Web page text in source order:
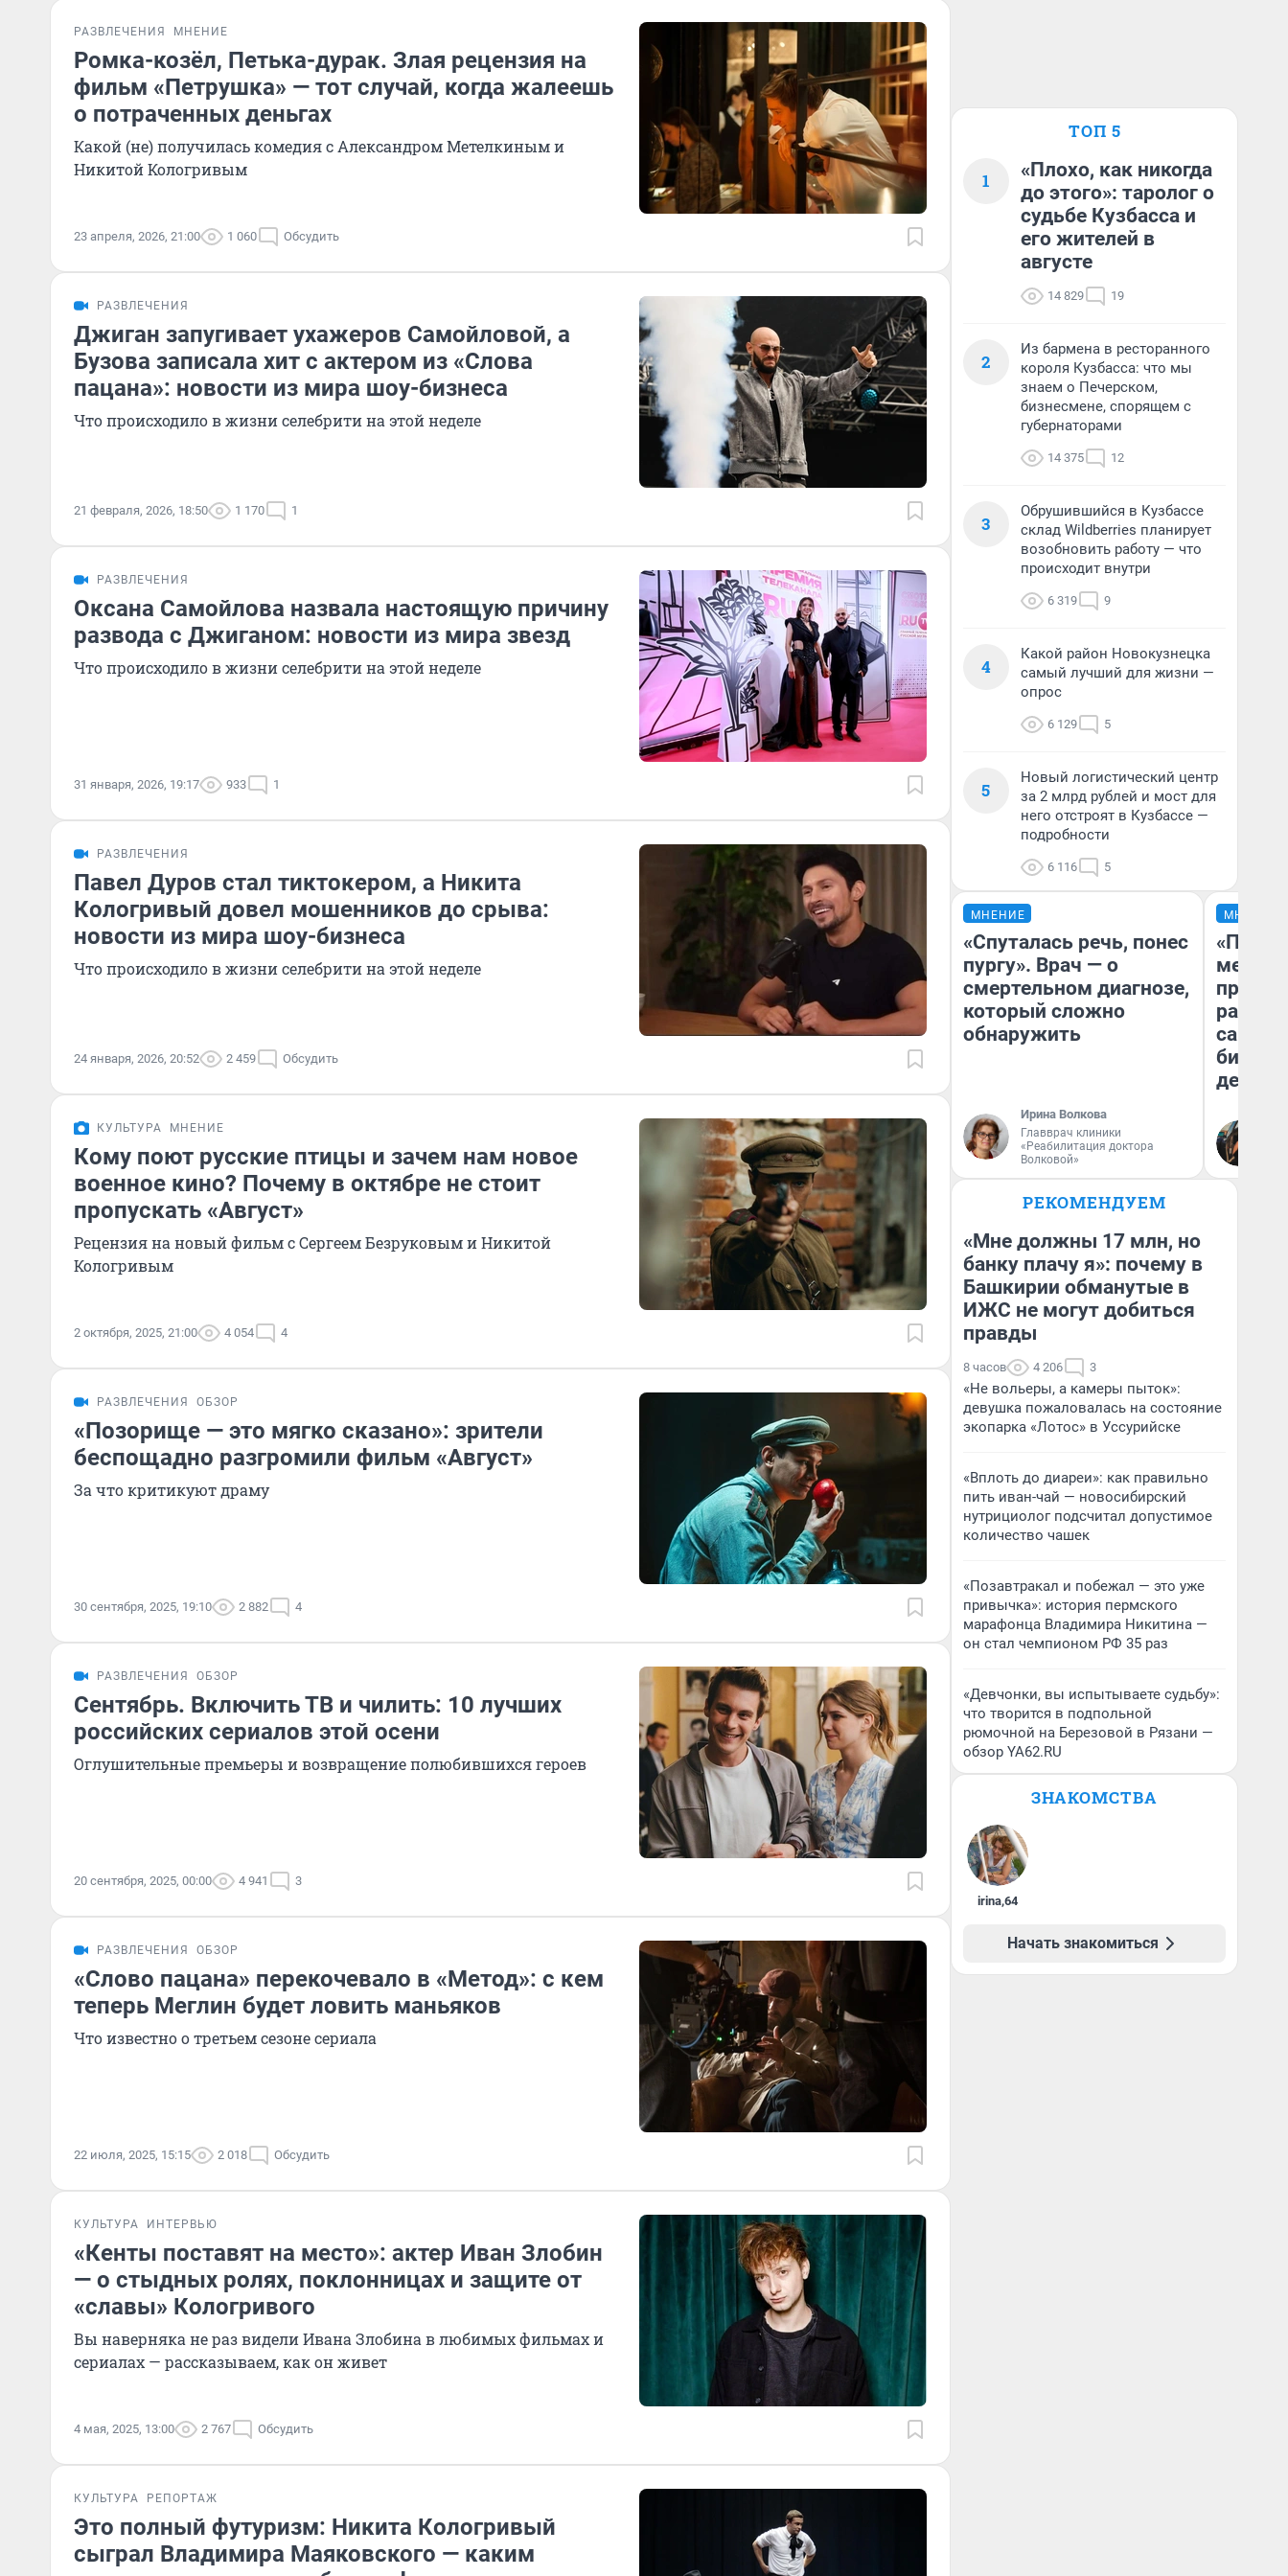
РАЗВЛЕЧЕНИЯ МНЕНИЕ
Ромка-козёл, Петька-дурак. Злая рецензия на
фильм «Петрушка» — тот случай, когда жалеешь
о потраченных деньгах
Какой (не) получилась комедия с Александром Метелкиным и
Никитой Кологривым
23 апреля, 2026, 21:00 1 060 Обсудить
РАЗВЛЕЧЕНИЯ
Джиган запугивает ухажеров Самойловой, а
Бузова записала хит с актером из «Слова
пацана»: новости из мира шоу-бизнеса
Что происходило в жизни селебрити на этой неделе
21 февраля, 2026, 18:50 1 170 1
РАЗВЛЕЧЕНИЯ
Оксана Самойлова назвала настоящую причину
развода с Джиганом: новости из мира звезд
Что происходило в жизни селебрити на этой неделе
31 января, 2026, 19:17 933 1
РАЗВЛЕЧЕНИЯ
Павел Дуров стал тиктокером, а Никита
Кологривый довел мошенников до срыва:
новости из мира шоу-бизнеса
Что происходило в жизни селебрити на этой неделе
24 января, 2026, 20:52 2 459 Обсудить
КУЛЬТУРА МНЕНИЕ
Кому поют русские птицы и зачем нам новое
военное кино? Почему в октябре не стоит
пропускать «Август»
Рецензия на новый фильм с Сергеем Безруковым и Никитой
Кологривым
2 октября, 2025, 21:00 4 054 4
РАЗВЛЕЧЕНИЯ ОБЗОР
«Позорище — это мягко сказано»: зрители
беспощадно разгромили фильм «Август»
За что критикуют драму
30 сентября, 2025, 19:10 2 882 4
РАЗВЛЕЧЕНИЯ ОБЗОР
Сентябрь. Включить ТВ и чилить: 10 лучших
российских сериалов этой осени
Оглушительные премьеры и возвращение полюбившихся героев
20 сентября, 2025, 00:00 4 941 3
РАЗВЛЕЧЕНИЯ ОБЗОР
«Слово пацана» перекочевало в «Метод»: с кем
теперь Меглин будет ловить маньяков
Что известно о третьем сезоне сериала
22 июля, 2025, 15:15 2 018 Обсудить
КУЛЬТУРА ИНТЕРВЬЮ
«Кенты поставят на место»: актер Иван Злобин
— о стыдных ролях, поклонницах и защите от
«славы» Кологривого
Вы наверняка не раз видели Ивана Злобина в любимых фильмах и
сериалах — рассказываем, как он живет
4 мая, 2025, 13:00 2 767 Обсудить
КУЛЬТУРА РЕПОРТАЖ
Это полный футуризм: Никита Кологривый
сыграл Владимира Маяковского — каким
ТОП 5
1
«Плохо, как никогда
до этого»: таролог о
судьбе Кузбасса и
его жителей в
августе
14 829 19
2
Из бармена в ресторанного
короля Кузбасса: что мы
знаем о Печерском,
бизнесмене, спорящем с
губернаторами
14 375 12
3
Обрушившийся в Кузбассе
склад Wildberries планирует
возобновить работу — что
происходит внутри
6 319 9
4
Какой район Новокузнецка
самый лучший для жизни —
опрос
6 129 5
5
Новый логистический центр
за 2 млрд рублей и мост для
него отстроят в Кузбассе —
подробности
6 116 5
МНЕНИЕ
«Спуталась речь, понес
пургу». Врач — о
смертельном диагнозе,
который сложно
обнаружить
Ирина Волкова
Главврач клиники
«Реабилитация доктора
Волковой»
МНЕНИЕ
самом
РЕКОМЕНДУЕМ
«Мне должны 17 млн, но
банку плачу я»: почему в
Башкирии обманутые в
ИЖС не могут добиться
правды
8 часов 4 206 3
«Не вольеры, а камеры пыток»:
девушка пожаловалась на состояние
экопарка «Лотос» в Уссурийске
«Вплоть до диареи»: как правильно
пить иван-чай — новосибирский
нутрициолог подсчитал допустимое
количество чашек
«Позавтракал и побежал — это уже
привычка»: история пермского
марафонца Владимира Никитина —
он стал чемпионом РФ 35 раз
«Девчонки, вы испытываете судьбу»:
что творится в подпольной
рюмочной на Березовой в Рязани —
обзор YA62.RU
ЗНАКОМСТВА
irina,64
Начать знакомиться